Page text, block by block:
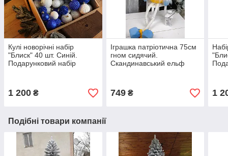
Кулі новорічні набір
"Блиск" 40 шт. Синій.
Подарунковий набір
1 200 ₴
Іграшка патріотична 75см
гном сидячий.
Скандинавський ельф
749₴ 1
Подібні товари компанії